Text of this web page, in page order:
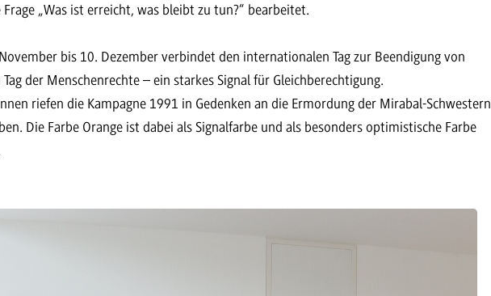
„Was ist erreicht, was bleibt zu tun?“ bearbeitet.
bis 10. Dezember verbindet den internationalen Tag zur Beendigung von
der Menschenrechte – ein starkes Signal für Gleichberechtigung.
riefen die Kampagne 1991 in Gedenken an die Ermordung der Mirabal-Schwestern
Die Farbe Orange ist dabei als Signalfarbe und als besonders optimistische Farbe